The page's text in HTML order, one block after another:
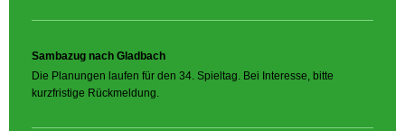
Sambazug nach Gladbach
Die Planungen laufen für den 34. Spieltag. Bei Interesse, bitte
kurzfristige Rückmeldung.